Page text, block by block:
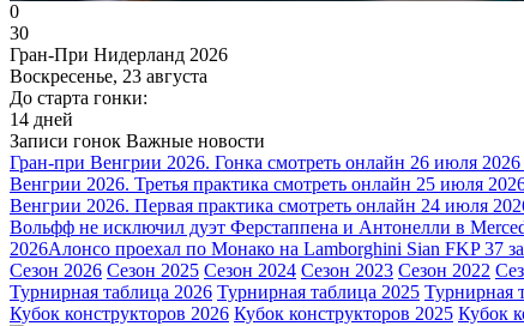
0
30
Гран-При Нидерланд 2026
Воскресенье, 23 августа
До старта гонки:
14 дней
Записи гонок Важные новости
Гран-при Венгрии 2026. Гонка смотреть онлайн 26 июля
Венгрии 2026. Третья практика смотреть онлайн 25 июля
Венгрии 2026. Первая практика смотреть онлайн 24 июля
Вольфф не исключил дуэт Ферстаппена и Антонелли в
2026Алонсо проехал по Монако на Lamborghini Sian FKP 37
Сезон 2026 Сезон 2025 Сезон 2024 Сезон 2023 Сезон 2022
Турнирная таблица 2026 Турнирная таблица 2025 Турнирная
Кубок конструкторов 2026 Кубок конструкторов 2025 Кубок